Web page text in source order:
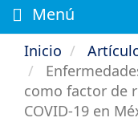
Menú
Inicio
como factor de
COVID-19 en